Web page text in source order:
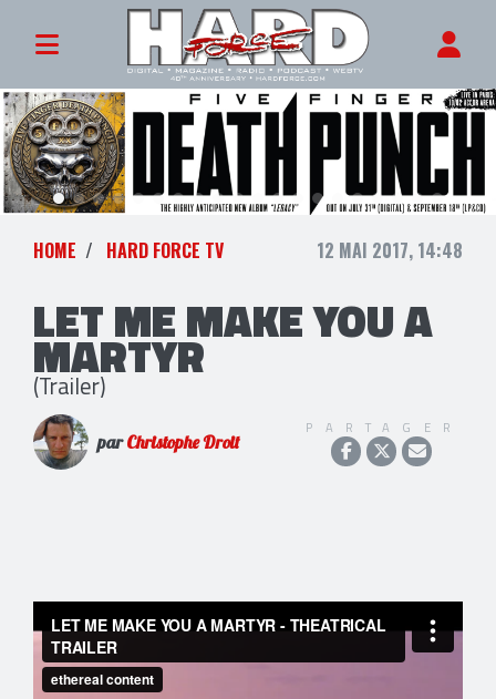
HOME HARD FORCE TV 12 MAI 2017, 14:48
LET ME MAKE YOU A
MARTYR
(Trailer)
parChristophe Droit
PARTAGER